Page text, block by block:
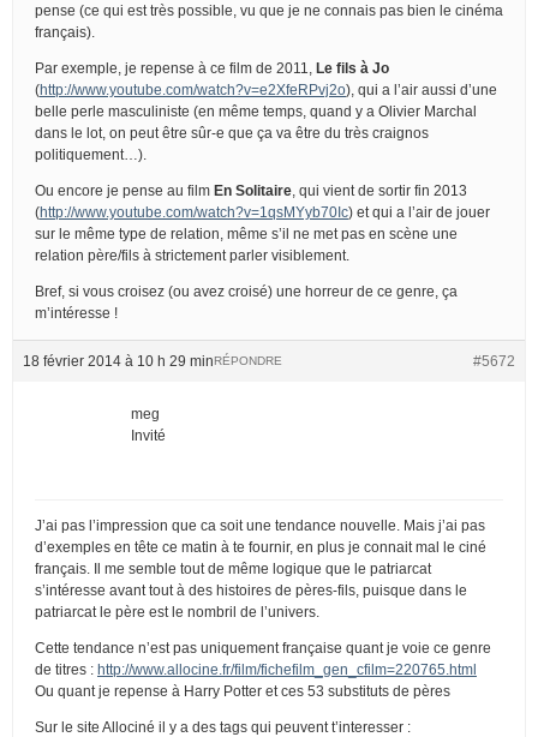
pense (ce qui est très possible, vu que je ne connais pas bien le cinéma
français).
Par exemple, je repense à ce film de 2011, Le fils à Jo
(http://www.youtube.com/watch?v=e2XfeRPvj2o), qui a l’air aussi d’une
belle perle masculiniste (en même temps, quand y a Olivier Marchal
dans le lot, on peut être sûr-e que ça va être du très craignos
politiquement…).
Ou encore je pense au film En Solitaire , qui vient de sortir fin 2013
(http://www.youtube.com/watch?v=1qsMYyb70Ic) et qui a l’air de jouer
sur le même type de relation, même s’il ne met pas en scène une
relation père/fils à strictement parler visiblement.
Bref, si vous croisez (ou avez croisé) une horreur de ce genre, ça
m’intéresse !
18 février 2014 à 10 h 29 min #5672
RÉPONDRE
meg
Invité
J’ai pas l’impression que ca soit une tendance nouvelle. Mais j’ai pas
d’exemples en tête ce matin à te fournir, en plus je connait mal le ciné
français. Il me semble tout de même logique que le patriarcat
s’intéresse avant tout à des histoires de pères-fils, puisque dans le
patriarcat le père est le nombril de l’univers.
Cette tendance n’est pas uniquement française quant je voie ce genre
de titres : http://www.allocine.fr/film/fichefilm_gen_cfilm=220765.html
Ou quant je repense à Harry Potter et ces 53 substituts de pères
Sur le site Allociné il y a des tags qui peuvent t’interesser :